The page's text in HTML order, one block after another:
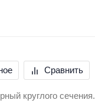
Сравнить
круглого сечения.